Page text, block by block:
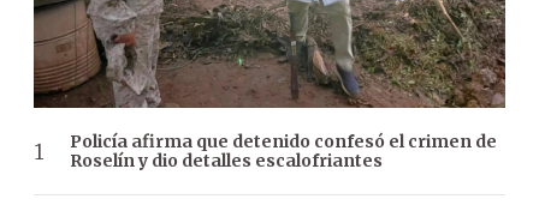
Policía afirma que detenido confesó el crimen de
Roselín y dio detalles escalofriantes